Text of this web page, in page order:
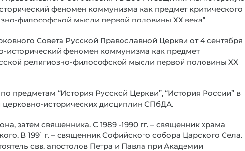
феномен коммунизма как предмет критического
философской мысли первой половины ХХ века”.
Совета Русской Православной Церкви от 4 сентября
исторический феномен коммунизма как предмет
религиозно-философской мысли первой половины XX
предметам “История Русской Церкви”, “История России” в
исторических дисциплин СПбДА.
затем священника. С 1989 -1990 гг. – священник храма
В 1991 г. – священник Софийского собора Царского Села.
свв. апостолов Петра и Павла при Академии